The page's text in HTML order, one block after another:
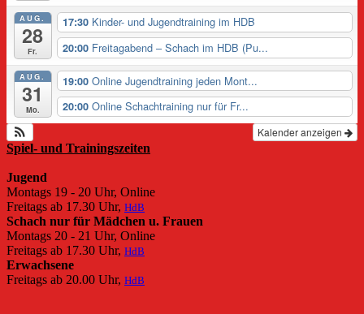
AUG.
28
Fr.
17:30 Kinder- und Jugendtraining im HDB
20:00 Freitagabend – Schach im HDB (Pu...
AUG.
31
Mo.
19:00 Online Jugendtraining jeden Mont...
20:00 Online Schachtraining nur für Fr...
Kalender anzeigen
Spiel- und Trainingszeiten
Jugend
Montags 19 - 20 Uhr, Online
Freitags ab 17.30 Uhr, HdB
Schach nur für Mädchen u. Frauen
Montags 20 - 21 Uhr, Online
Freitags ab 17.30 Uhr, HdB
Erwachsene
Freitags ab 20.00 Uhr, HdB